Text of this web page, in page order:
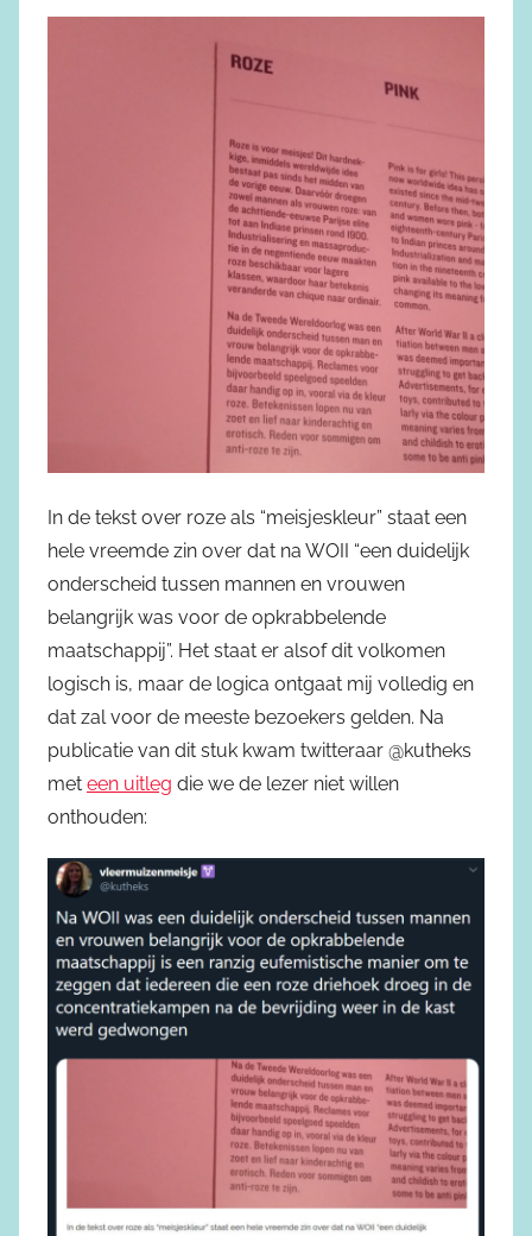
In de tekst over roze als “meisjeskleur” staat een
hele vreemde zin over dat na WOII “een duidelijk
onderscheid tussen mannen en vrouwen
belangrijk was voor de opkrabbelende
maatschappij”. Het staat er alsof dit volkomen
logisch is, maar de logica ontgaat mij volledig en
dat zal voor de meeste bezoekers gelden. Na
publicatie van dit stuk kwam twitteraar @kutheks
met een uitleg die we de lezer niet willen
onthouden: